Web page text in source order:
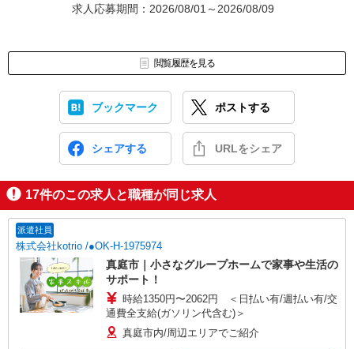
求人応募期間：2026/08/01～2026/08/09
閲覧履歴を見る
ブックマーク ポストする
シェアする URLをシェア
17件のこの求人と職種が同じ求人
派遣社員
株式会社kotrio /●OK-H-1975974
真庭市｜小さなグループホームで家事や生活の
サポート！
時給1350円〜2062円 ＜日払い有/週払い有/交
通費全支給(ガソリン代含む)＞
真庭市内/周辺エリアでご紹介